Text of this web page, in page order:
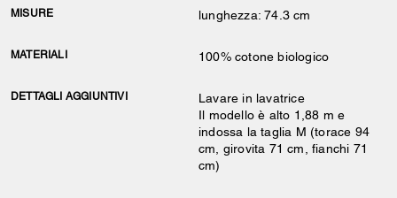
MISURE lunghezza: 74.3 cm
MATERIALI 100% cotone biologico
DETTAGLI AGGIUNTIVI
Lavare in lavatrice
Il modello è alto 1,88 m e
indossa la taglia M (torace 94
cm, girovita 71 cm, fianchi 71
cm)